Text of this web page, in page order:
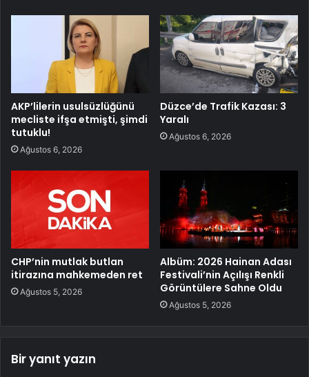
AKP’lilerin usulsüzlüğünü
mecliste ifşa etmişti, şimdi
tutuklu!
Ağustos 6, 2026
Düzce’de Trafik Kazası: 3
Yaralı
Ağustos 6, 2026
CHP’nin mutlak butlan
itirazına mahkemeden ret
Ağustos 5, 2026
Albüm: 2026 Hainan Adası
Festivali’nin Açılışı Renkli
Görüntülere Sahne Oldu
Ağustos 5, 2026
Bir yanıt yazın